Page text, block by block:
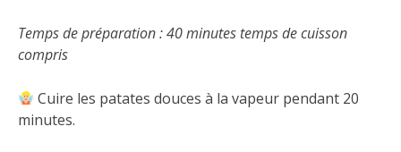
Temps de préparation : 40 minutes temps de cuisson
compris
Cuire les patates douces à la vapeur pendant 20
minutes.